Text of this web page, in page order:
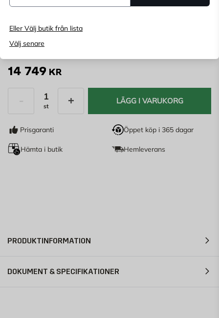
Eller Välj butik från lista
Välj senare
Grå Svart
14 749 KR
st
LÄGG I VARUKORG
Prisgaranti Öppet köp i 365 dagar
Hämta i butik Hemleverans
PRODUKTINFORMATION
DOKUMENT & SPECIFIKATIONER